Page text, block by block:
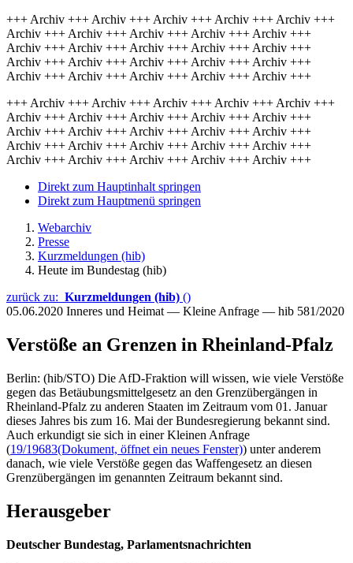
+++ Archiv +++ Archiv +++ Archiv +++ Archiv +++ Archiv +++
Archiv +++ Archiv +++ Archiv +++ Archiv +++ Archiv +++
Archiv +++ Archiv +++ Archiv +++ Archiv +++ Archiv +++
Archiv +++ Archiv +++ Archiv +++ Archiv +++ Archiv +++
Archiv +++ Archiv +++ Archiv +++ Archiv +++ Archiv +++
+++ Archiv +++ Archiv +++ Archiv +++ Archiv +++ Archiv +++
Archiv +++ Archiv +++ Archiv +++ Archiv +++ Archiv +++
Archiv +++ Archiv +++ Archiv +++ Archiv +++ Archiv +++
Archiv +++ Archiv +++ Archiv +++ Archiv +++ Archiv +++
Archiv +++ Archiv +++ Archiv +++ Archiv +++ Archiv +++
Direkt zum Hauptinhalt springen
Direkt zum Hauptmenü springen
Webarchiv
Presse
Kurzmeldungen (hib)
Heute im Bundestag (hib)
zurück zu: Kurzmeldungen (hib) ()
05.06.2020 Inneres und Heimat — Kleine Anfrage — hib 581/2020
Verstöße an Grenzen in Rheinland-Pfalz
Berlin: (hib/STO) Die AfD-Fraktion will wissen, wie viele Verstöße
gegen das Betäubungsmittelgesetz an den Grenzübergängen in
Rheinland-Pfalz zu anderen Staaten im Zeitraum vom 01. Januar
dieses Jahres bis zum 16. Mai der Bundesregierung bekannt sind.
Auch erkundigt sie sich in einer Kleinen Anfrage
(19/19683(Dokument, öffnet ein neues Fenster)) unter anderem
danach, wie viele Verstöße gegen das Waffengesetz an diesen
Grenzübergängen im genannten Zeitraum bekannt sind.
Herausgeber
Deutscher Bundestag, Parlamentsnachrichten